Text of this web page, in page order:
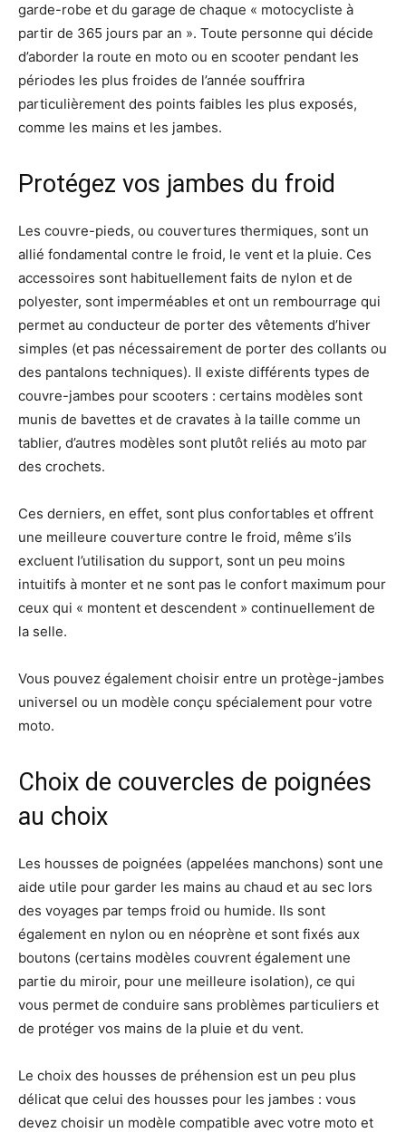
garde-robe et du garage de chaque « motocycliste à
partir de 365 jours par an ». Toute personne qui décide
d’aborder la route en moto ou en scooter pendant les
périodes les plus froides de l’année souffrira
particulièrement des points faibles les plus exposés,
comme les mains et les jambes.
Protégez vos jambes du froid
Les couvre-pieds, ou couvertures thermiques, sont un
allié fondamental contre le froid, le vent et la pluie. Ces
accessoires sont habituellement faits de nylon et de
polyester, sont imperméables et ont un rembourrage qui
permet au conducteur de porter des vêtements d’hiver
simples (et pas nécessairement de porter des collants ou
des pantalons techniques). Il existe différents types de
couvre-jambes pour scooters : certains modèles sont
munis de bavettes et de cravates à la taille comme un
tablier, d’autres modèles sont plutôt reliés au moto par
des crochets.
Ces derniers, en effet, sont plus confortables et offrent
une meilleure couverture contre le froid, même s’ils
excluent l’utilisation du support, sont un peu moins
intuitifs à monter et ne sont pas le confort maximum pour
ceux qui « montent et descendent » continuellement de
la selle.
Vous pouvez également choisir entre un protège-jambes
universel ou un modèle conçu spécialement pour votre
moto.
Choix de couvercles de poignées
au choix
Les housses de poignées (appelées manchons) sont une
aide utile pour garder les mains au chaud et au sec lors
des voyages par temps froid ou humide. Ils sont
également en nylon ou en néoprène et sont fixés aux
boutons (certains modèles couvrent également une
partie du miroir, pour une meilleure isolation), ce qui
vous permet de conduire sans problèmes particuliers et
de protéger vos mains de la pluie et du vent.
Le choix des housses de préhension est un peu plus
délicat que celui des housses pour les jambes : vous
devez choisir un modèle compatible avec votre moto et